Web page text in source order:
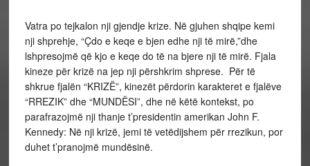
Vatra po tejkalon nji gjendje krize. Në gjuhen shqipe kemi
nji shprehje, “Çdo e keqe e bjen edhe nji të mirë,”dhe
lshpresojmë që kjo e keqe do të na bjere nji të mirë. Fjala
kineze për krizë na jep nji përshkrim shprese. Për të
shkrue fjalën “KRIZË”, kinezët përdorin karakteret e fjalëve
“RREZIK” dhe “MUNDËSI”, dhe në këtë kontekst, po
parafrazojmë nji thanje t’presidentin amerikan John F.
Kennedy: Në nji krizë, jemi të vetëdijshem për rrezikun, por
duhet t’pranojmë mundësinë.